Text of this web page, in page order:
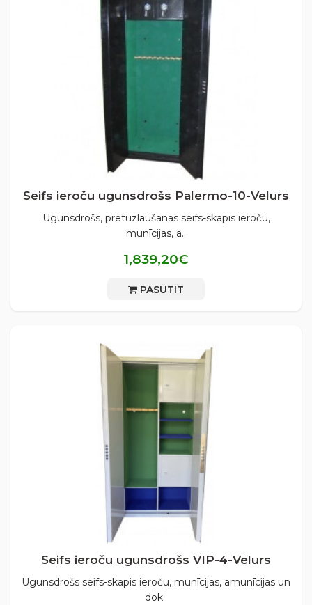
Seifs ieroču ugunsdrošs Palermo-10-Velurs
Ugunsdrošs, pretuzlaušanas seifs-skapis ieroču,
munīcijas, a..
1,839,20€
PASŪTĪT
Seifs ieroču ugunsdrošs VIP-4-Velurs
Ugunsdrošs seifs-skapis ieroču, munīcijas, amunīcijas un
dok..